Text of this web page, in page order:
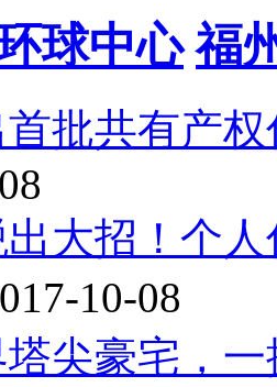
球中心 福
首批共有产
出大招！个
10-08
尖豪宅，